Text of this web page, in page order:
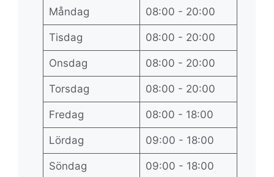
Måndag 08:00 - 20:00
Tisdag 08:00 - 20:00
Onsdag 08:00 - 20:00
Torsdag 08:00 - 20:00
Fredag 08:00 - 18:00
Lördag 09:00 - 18:00
Söndag 09:00 - 18:00